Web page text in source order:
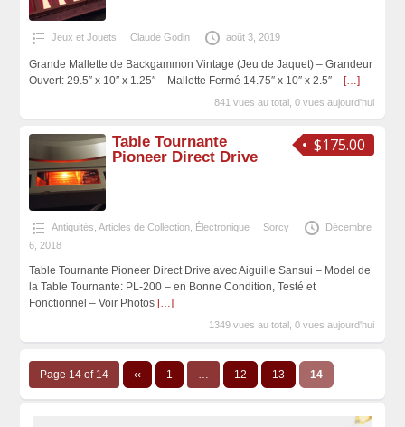
Jeux et Jouets Claude Godin août 3, 2019
Grande Mallette de Backgammon Vintage (Jeu de Jaquet) – Grandeur
Ouvert: 29.5″ x 10″ x 1.25″ – Mallette Fermé 14.75″ x 10″ x 2.5″ – […]
841 vues au total, 0 vues aujourd'hui
$175.00
Table Tournante
Pioneer Direct Drive
Antiquités, Articles de Collection, Électronique Sorcy
Décembre
6, 2018
Table Tournante Pioneer Direct Drive avec Aiguille Sansui – Model de
la Table Tournante: PL-200 – en Bonne Condition, Testé et
Fonctionnel – Voir Photos […]
1349 vues au total, 0 vues aujourd'hui
Page 14 of 14 ‹‹ 1 12 13 14